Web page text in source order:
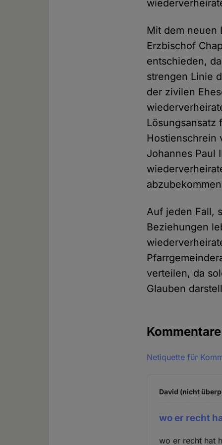
Mit dem neuen
Erzbischof
entschieden,
strengen Linie
der zivilen
Lösungsansatz
Hostienschrein
Johannes Paul
Auf jeden Fall,
Beziehungen
verteilen, da
Glauben
Kommentare
Netiquette für
David (nicht
wo er recht
wo er recht hat